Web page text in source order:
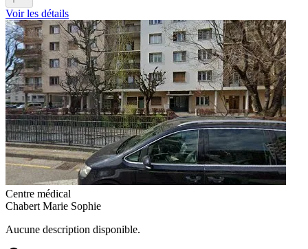
Voir les détails
Centre médical
Chabert Marie Sophie
Aucune description disponible.